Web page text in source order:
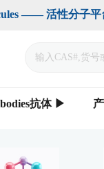
—— 活性分子平
抗体 ▶